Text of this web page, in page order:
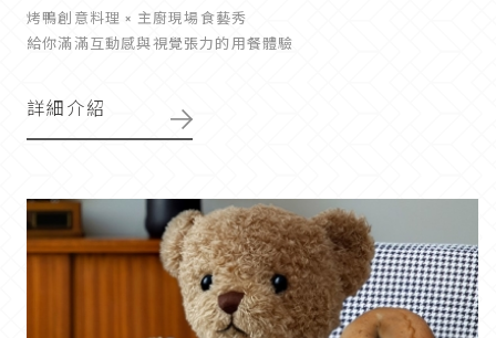
烤鴨創意料理 × 主廚現場食藝秀
給你滿滿互動感與視覺張力的用餐體驗
詳細介紹